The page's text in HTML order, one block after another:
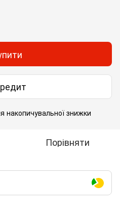
накопичувальної знижки
Порівняти